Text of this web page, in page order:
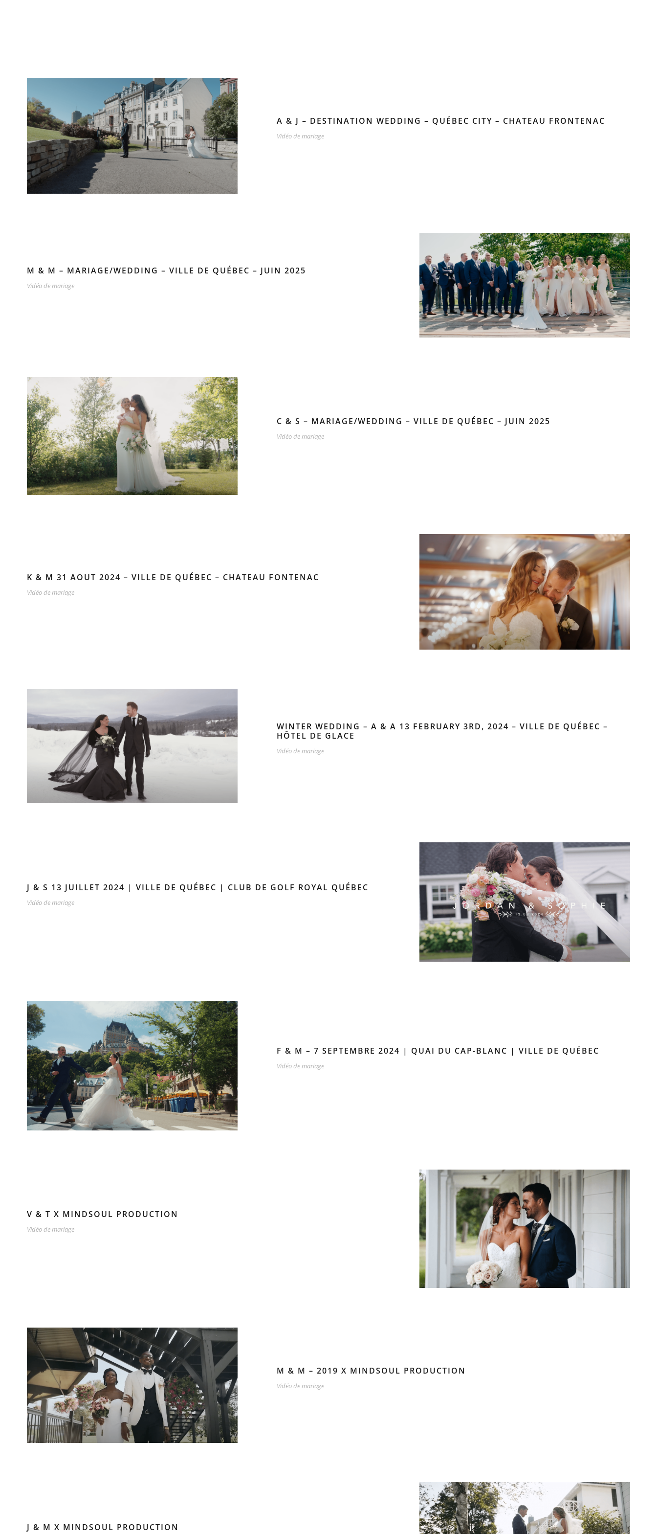
A & J – DESTINATION WEDDING – QUÉBEC CITY – CHATEAU FRONTENAC
Vidéo de mariage
M & M – MARIAGE/WEDDING – VILLE DE QUÉBEC – JUIN 2025
Vidéo de mariage
C & S – MARIAGE/WEDDING – VILLE DE QUÉBEC – JUIN 2025
Vidéo de mariage
K & M 31 AOUT 2024 – VILLE DE QUÉBEC – CHATEAU FONTENAC
Vidéo de mariage
WINTER WEDDING – A & A 13 FEBRUARY 3RD, 2024 – VILLE DE QUÉBEC –
HÔTEL DE GLACE
Vidéo de mariage
J & S 13 JUILLET 2024 | VILLE DE QUÉBEC | CLUB DE GOLF ROYAL QUÉBEC
Vidéo de mariage
F & M – 7 SEPTEMBRE 2024 | QUAI DU CAP-BLANC | VILLE DE QUÉBEC
Vidéo de mariage
V & T X MINDSOUL PRODUCTION
Vidéo de mariage
M & M – 2019 X MINDSOUL PRODUCTION
Vidéo de mariage
J & M X MINDSOUL PRODUCTION